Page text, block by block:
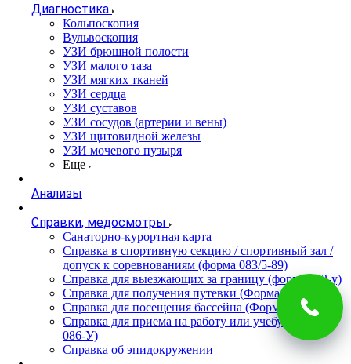
Диагностика
Кольпоскопия
Вульвоскопия
УЗИ брюшной полости
УЗИ малого таза
УЗИ мягких тканей
УЗИ сердца
УЗИ суставов
УЗИ сосудов (артерии и вены)
УЗИ щитовидной железы
УЗИ мочевого пузыря
Еще
Анализы
Справки, медосмотры
Санаторно-курортная карта
Справка в спортивную секцию / спортивный зал /
допуск к соревнованиям (форма 083/5-89)
Справка для выезжающих за границу (форма 082-у)
Справка для получения путевки (Форма 070/у-04)
Справка для посещения бассейна (Форма 083/4-89)
Справка для приема на работу или учебу (Форма
086-У)
Справка об эпидокружении